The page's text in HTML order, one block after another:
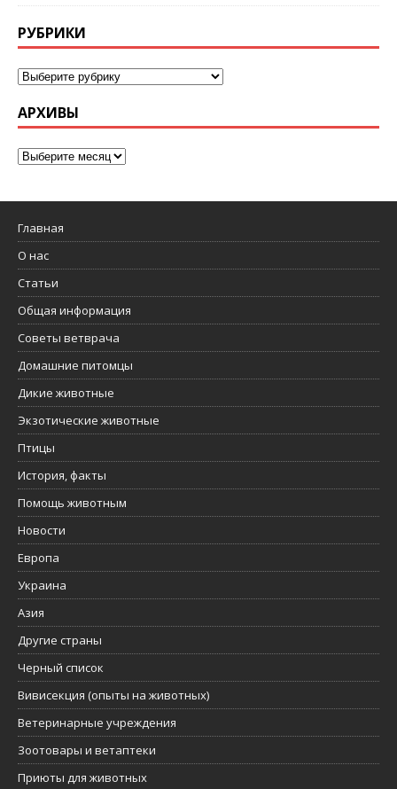
РУБРИКИ
АРХИВЫ
Главная
О нас
Статьи
Общая информация
Советы ветврача
Домашние питомцы
Дикие животные
Экзотические животные
Птицы
История, факты
Помощь животным
Новости
Европа
Украина
Азия
Другие страны
Черный список
Вивисекция (опыты на животных)
Ветеринарные учреждения
Зоотовары и ветаптеки
Приюты для животных